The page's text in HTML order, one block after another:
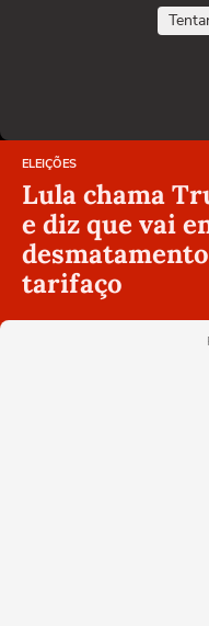
ELEIÇÕES
Lula chama
e diz que vai
tarifaço